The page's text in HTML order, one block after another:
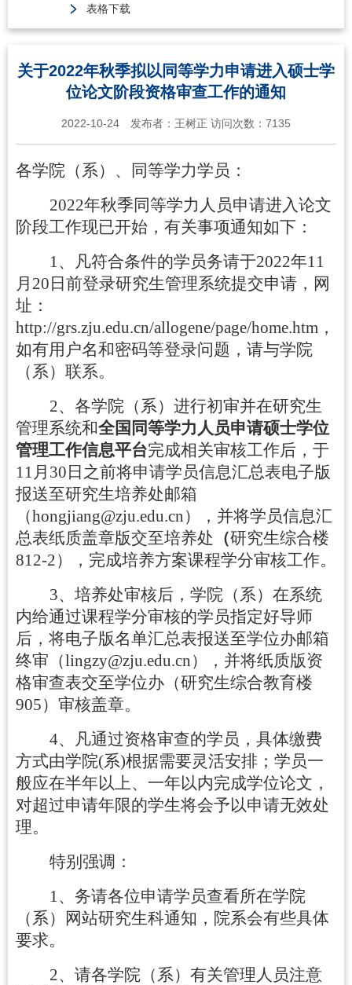
表格下载
关于2022年秋季拟以同等学力申请进入硕士学
位论文阶段资格审查工作的通知
2022-10-24 发布者： 王树正 访问次数： 7135
各学院（系）、同等学力学员：
2022年秋季同等学力人员申请进入论文
阶段工作现已开始，有关事项通知如下：
1、凡符合条件的学员务请于2022年11
月 20 日前登录研究生管理系统提交申请，网
址：
http://grs.zju.edu.cn/allogene/page/home.htm ，
如有用户名和密码等登录问题，请与学院
（系）联系。
2、各学院（系） 进行初审并在研究生
管理系统和全国同等学力人员申请硕士学位
管理工作信息平台完成相关审核工作后，于
11月 30 日之前将申请学员信息汇总表电子版
报送至研究生培养处邮箱
（hongjiang@zju.edu.cn），并将学员信息汇
总表纸质盖章版交至培养处 （研究生综合楼
812-2）， 完成培养方案课程学分审核工作。
3、培养处审核后，学院（系）在系统
内给通过课程学分审核的学员指定好导师
后，将电子版名单汇总表报送至学位办邮箱
终审（lingzy@zju.edu.cn），并将纸质版资
格审查表交至学位办（研究生综合教育楼
905）审核盖章。
4、凡通过资格审查的学员，具体缴费
方式由学院(系)根据需要灵活安排；学员一
般应在半年以上、一年以内完成学位论文，
对超过申请年限的学生将会予以申请无效处
理。
特别强调 ：
1、务请各位申请学员查看所在学院
（系）网站研究生科通知，院系会有些具体
要求。
2、请各学院（系）有关管理人员注意